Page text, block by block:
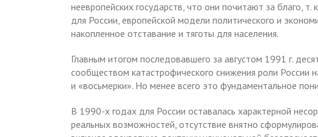
неевропейских государств, что они почитают за благо,
для России, европейской модели политического и
накопленное отставание и тяготы для населения.
Главным итогом последовавшего за августом 1991 г.
сообществом катастрофического снижения роли России
и «восьмерки». Но менее всего это фундаментальное
В 1990-х годах для России оставалась характерной
реальных возможностей, отсутствие внятно